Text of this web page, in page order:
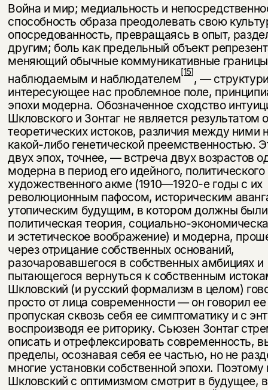
Война и мир; медиальность и
способность образа пре­одолевать свою
опосредованность, превращаясь в опыт,
другим; боль как предельный объект
меняющий обычные коммуникативные
наблюдаемым и наблюдателем[15], —
интересующее нас проблемное поле,
эпохи модерна. Обозначенное сходство
Шкловского и Зонтаг не является результатом
теоретических истоков, различия между ними
какой-либо генетической преемственностью.
двух эпох, точнее, — встреча двух возрастов
модерна в период его идейного, политического
художественного акме (1910—1920-е годы с их
революционным пафосом, историческим
утопическим будущим, в котором должны были
политическая теория, социально-
и эстетическое воображение) и модерна,
через отрицание собственных оснований,
разочаровавшегося в собственных амби­циях и
пытающегося вернуться к собственным
Шкловский (и русский формализм в целом)
просто от лица современности — он говорил
пропуская сквозь себя ее симптоматику и с
воспроизводя ее риторику. Сьюзен Зонтаг
описать и отрефлексировать современность,
пределы, осознавая себя ее частью, но не
многие установки собственной эпохи.
Шкловский с оптимизмом смотрит в будущее,